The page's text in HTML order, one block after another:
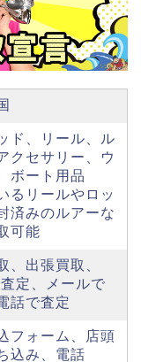
ド、リール、ル
クセサリー、ウ
ボート用品
るリールやロッ
済みのルアーな
可能
、出張買取、
定、メールで
話で査定
フォーム、店頭
込み、電話